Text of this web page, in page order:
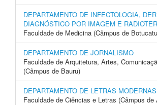
DEPARTAMENTO DE INFECTOLOGIA,
DIAGNÓSTICO POR IMAGEM E
Faculdade de Medicina (Câmpus de
DEPARTAMENTO DE JORNALISMO
Faculdade de Arquitetura, Artes,
(Câmpus de Bauru)
DEPARTAMENTO DE LETRAS MODERNAS
Faculdade de Ciências e Letras (Câmpus de